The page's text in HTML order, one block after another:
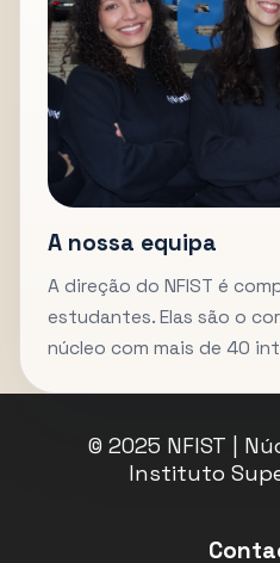
A nossa equipa
A direção do NFIST é
estudantes. Elas são o
núcleo com mais de 40
© 2025 NFIST |
Instituto